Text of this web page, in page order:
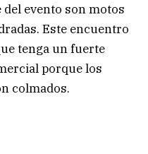
evento son motos
Este encuentro
tenga un fuerte
porque los
colmados.